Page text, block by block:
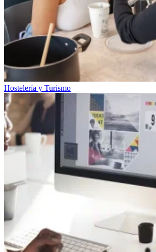
Hostelería y Turismo